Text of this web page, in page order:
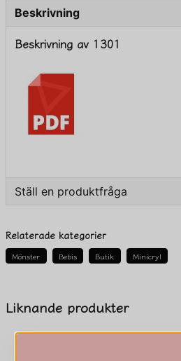
Liknande produkter
Beskrivning
Beskrivning av 1301
Ställ en produktfråga
Fråga oss något om denna
Namn
Relaterade kategorier
Mönster Bebis Butik Minicryl